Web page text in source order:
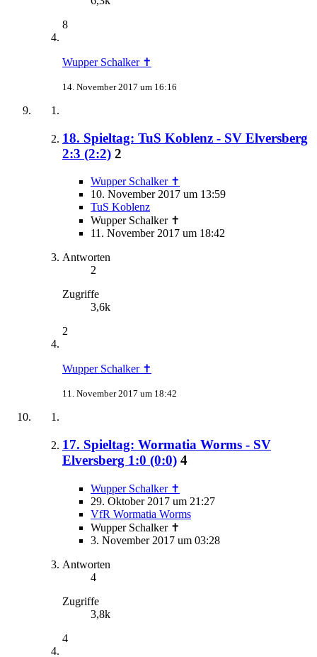
8
Wupper Schalker ✝
14. November 2017 um 16:16
18. Spieltag: TuS Koblenz - SV Elversberg
2:3 (2:2) 2
Wupper Schalker ✝
10. November 2017 um 13:59
TuS Koblenz
Wupper Schalker ✝
11. November 2017 um 18:42
Antworten
2
Zugriffe
3,6k
2
Wupper Schalker ✝
11. November 2017 um 18:42
17. Spieltag: Wormatia Worms - SV
Elversberg 1:0 (0:0) 4
Wupper Schalker ✝
29. Oktober 2017 um 21:27
VfR Wormatia Worms
Wupper Schalker ✝
3. November 2017 um 03:28
Antworten
4
Zugriffe
3,8k
4